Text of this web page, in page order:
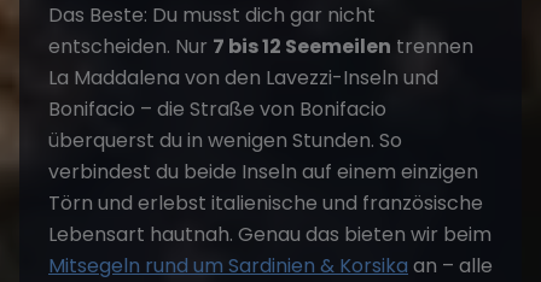
Das Beste: Du musst dich gar nicht
entscheiden. Nur 7 bis 12 Seemeilen trennen
La Maddalena von den Lavezzi-Inseln und
Bonifacio – die Straße von Bonifacio
überquerst du in wenigen Stunden. So
verbindest du beide Inseln auf einem einzigen
Törn und erlebst italienische und französische
Lebensart hautnah. Genau das bieten wir beim
Mitsegeln rund um Sardinien & Korsika an – alle